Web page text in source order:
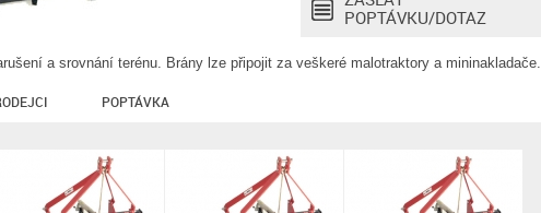
POPTÁVKU/DOTAZ
a srovnání terénu. Brány lze připojit za veškeré malotraktory a mininakladače.
POPTÁVKA